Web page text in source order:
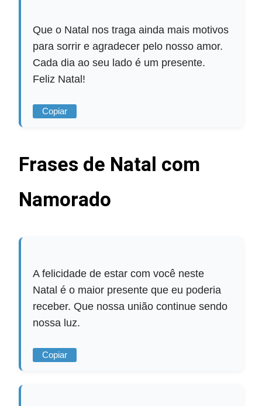
Que o Natal nos traga ainda mais motivos
para sorrir e agradecer pelo nosso amor.
Cada dia ao seu lado é um presente.
Feliz Natal!
Copiar
Frases de Natal com
Namorado
A felicidade de estar com você neste
Natal é o maior presente que eu poderia
receber. Que nossa união continue sendo
nossa luz.
Copiar